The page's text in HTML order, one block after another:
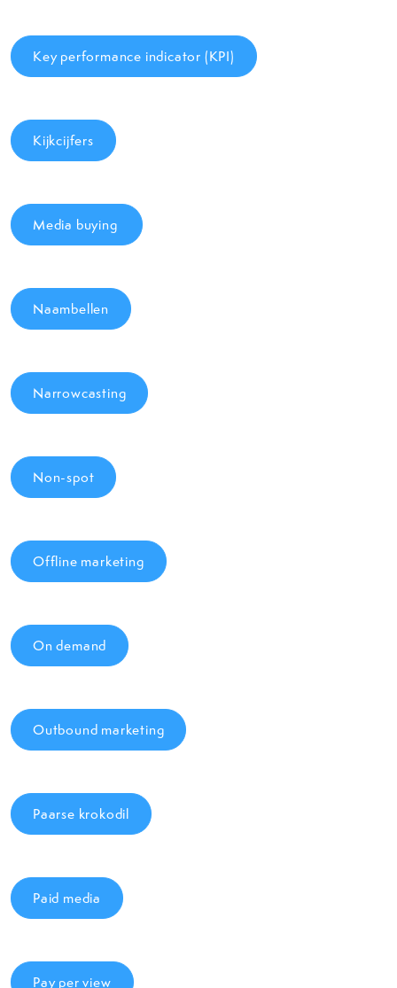
Key performance indicator (KPI)
Kijkcijfers
Media buying
Naambellen
Narrowcasting
Non-spot
Offline marketing
On demand
Outbound marketing
Paarse krokodil
Paid media
Pay per view